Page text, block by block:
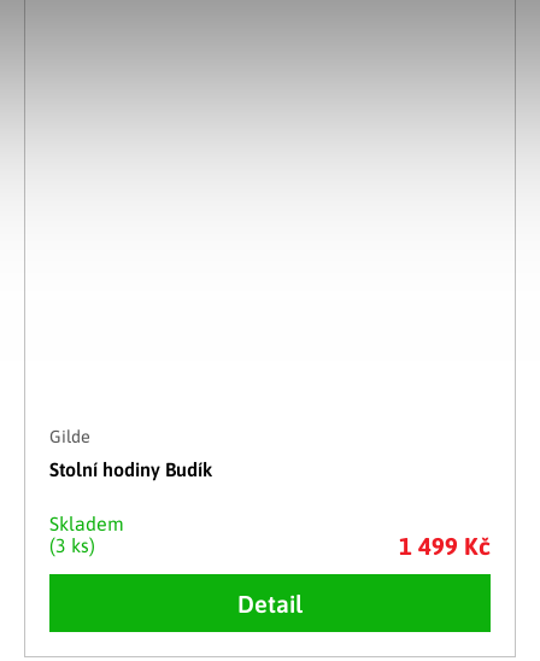
Gilde
Stolní hodiny Budík
Skladem
(3 ks)
1 499 Kč
Detail